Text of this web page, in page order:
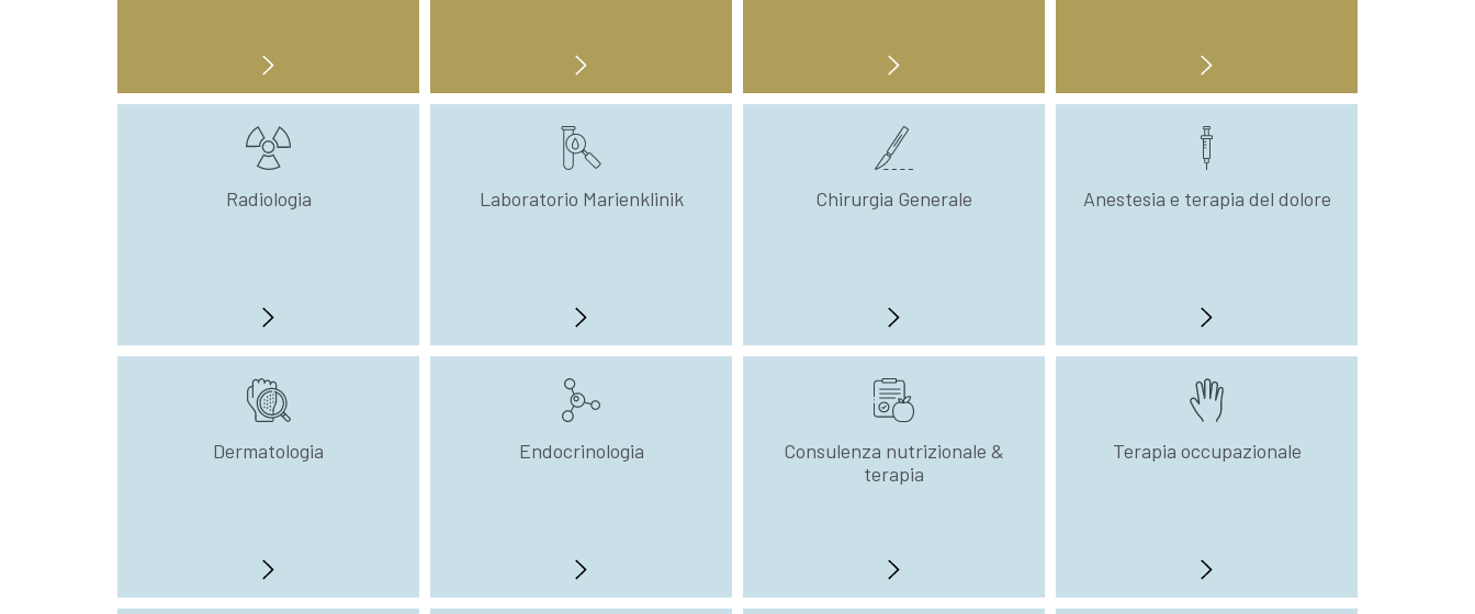
Radiologia Laboratorio Marienklinik Chirurgia Generale Anestesia e terapia del dolore
Dermatologia Endocrinologia
Consulenza nutrizionale &
terapia
Terapia occupazionale